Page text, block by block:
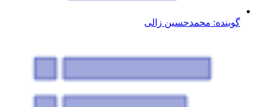
گوینده: محمدحسین زالی